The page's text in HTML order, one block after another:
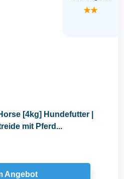
★★
[4kg] Hundefutter |
mit Pferd...
Angebot